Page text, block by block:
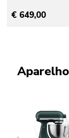
€ 649,00